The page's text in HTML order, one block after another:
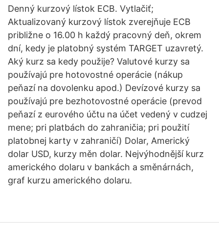
Denný kurzový lístok ECB. Vytlačiť;
Aktualizovaný kurzový lístok zverejňuje ECB
približne o 16.00 h každý pracovný deň, okrem
dní, kedy je platobný systém TARGET uzavretý.
Aký kurz sa kedy použije? Valutové kurzy sa
používajú pre hotovostné operácie (nákup
peňazí na dovolenku apod.) Devízové kurzy sa
používajú pre bezhotovostné operácie (prevod
peňazí z eurového účtu na účet vedený v cudzej
mene; pri platbách do zahraničia; pri použití
platobnej karty v zahraničí) Dolar, Americký
dolar USD, kurzy měn dolar. Nejvýhodnější kurz
amerického dolaru v bankách a směnárnách,
graf kurzu amerického dolaru.